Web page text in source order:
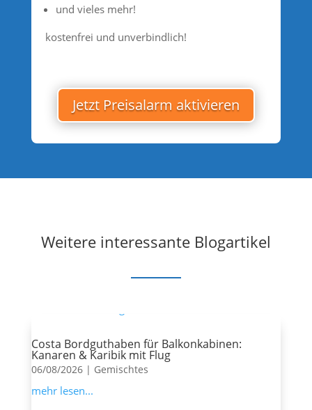
und vieles mehr!
kostenfrei und unverbindlich!
Jetzt Preisalarm aktivieren
Weitere interessante Blogartikel
Costa Bordguthaben für Balkonkabinen:
Kanaren & Karibik mit Flug
06/08/2026| Gemischtes
mehr lesen...